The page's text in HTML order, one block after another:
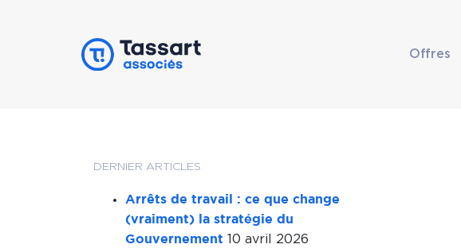
Offres
DERNIER ARTICLES
Arrêts de travail : ce que change
(vraiment) la stratégie du
Gouvernement 10 avril 2026